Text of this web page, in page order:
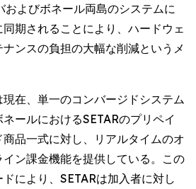
およびボネール両島のシステムに
期されることにより、ハードウェ
ンスの負担の大幅な削減というメ
在、単一のコンバージドシステム
ールにおけるSETARのプリペイ
商品一式に対し、リアルタイムのオ
ン課金機能を提供している。この
により、SETARは加入者に対し